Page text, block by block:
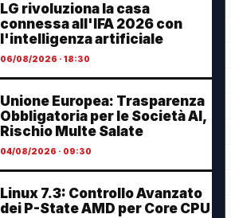
LG rivoluziona la casa
connessa all'IFA 2026 con
l'intelligenza artificiale
06/08/2026 · 18:30
Unione Europea: Trasparenza
Obbligatoria per le Società AI,
Rischio Multe Salate
04/08/2026 · 09:30
Linux 7.3: Controllo Avanzato
dei P-State AMD per Core CPU